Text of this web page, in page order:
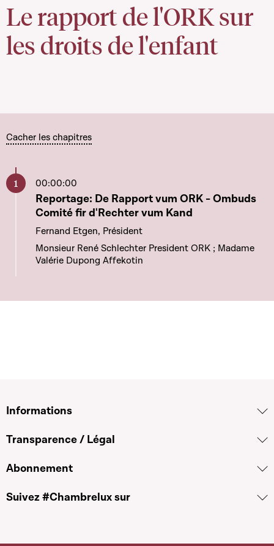
Le rapport de l'ORK sur
les droits de l'enfant
Cacher les chapitres
00:00:00
Aller à ce chapitre
Reportage: De Rapport vum ORK - Ombuds
Comité fir d'Rechter vum Kand
Fernand Etgen, Président
Monsieur René Schlechter President ORK ; Madame
Valérie Dupong Affekotin
Informations
Transparence / Légal
Abonnement
Suivez #Chambrelux sur